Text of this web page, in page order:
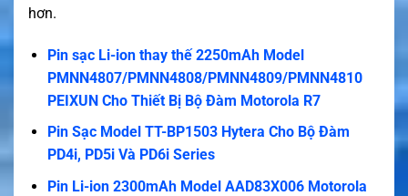
hơn.
Pin sạc Li-ion thay thế 2250mAh Model
PMNN4807/PMNN4808/PMNN4809/PMNN4810
PEIXUN Cho Thiết Bị Bộ Đàm Motorola R7
Pin Sạc Model TT-BP1503 Hytera Cho Bộ Đàm
PD4i, PD5i Và PD6i Series
Pin Li-ion 2300mAh Model AAD83X006 Motorola